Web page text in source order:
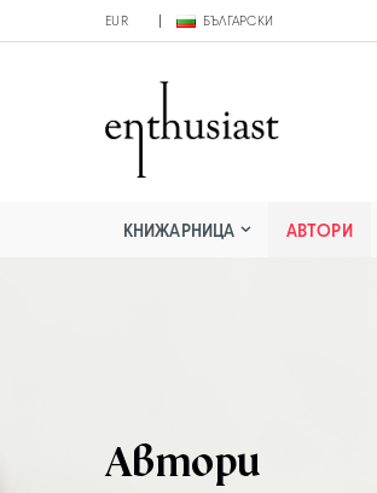
EUR БЪЛГАРСКИ
КНИЖАРНИЦА АВТОРИ
Автори